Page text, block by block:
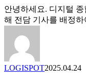
특
화
서
인
사
안녕하세요. 디지털
해 전담 기사를 배정
LOGISPOT2025.04.24